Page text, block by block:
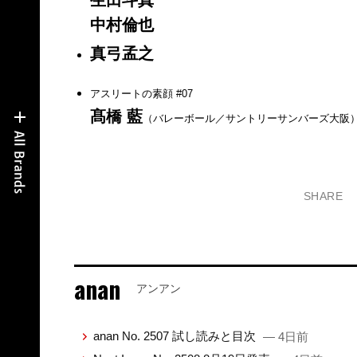
中村倫也
真弓孟之
アスリートの素顔 #07
髙橋 藍（バレーボール／サントリーサンバーズ大阪
SHARE
anan アンアン
anan No. 2507 試し読みと目次 — 4日前